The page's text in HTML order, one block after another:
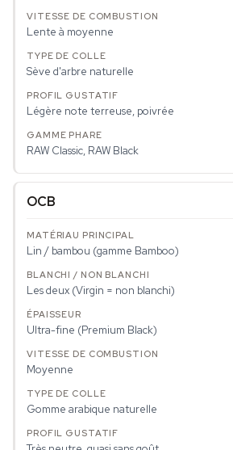
Lente à moyenne
Sève d'arbre naturelle
Légère note terreuse, poivrée
RAW Classic, RAW Black
OCB
Lin / bambou (gamme Bamboo)
Les deux (Virgin = non blanchi)
Ultra-fine (Premium Black)
Moyenne
Gomme arabique naturelle